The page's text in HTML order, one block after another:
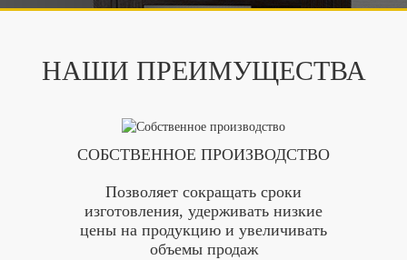
НАШИ ПРЕИМУЩЕСТВА
СОБСТВЕННОЕ ПРОИЗВОДСТВО
Позволяет сокращать сроки
изготовления, удерживать низкие
цены на продукцию и увеличивать
объемы продаж